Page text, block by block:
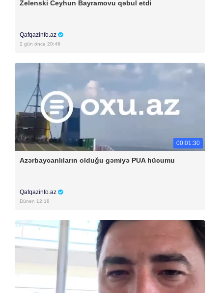
Zelenski Ceyhun Bayramovu qəbul etdi
Qafqazinfo.az
2 gün öncə 20:46
00:01:30
Azərbaycanlıların olduğu gəmiyə PUA hücumu
Qafqazinfo.az
Dünən 12:18